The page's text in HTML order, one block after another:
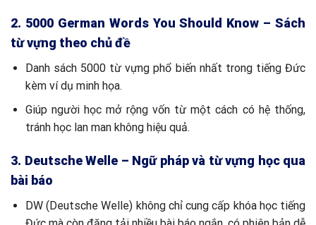
2. 5000 German Words You Should Know – Sách
từ vựng theo chủ đề
Danh sách 5000 từ vựng phổ biến nhất trong tiếng Đức
kèm ví dụ minh họa.
Giúp người học mở rộng vốn từ một cách có hệ thống,
tránh học lan man không hiệu quả.
3. Deutsche Welle – Ngữ pháp và từ vựng học qua
bài báo
DW (Deutsche Welle) không chỉ cung cấp khóa học tiếng